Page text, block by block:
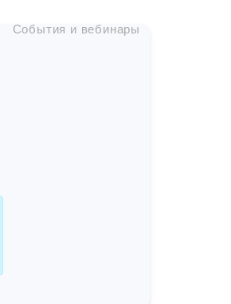
События и вебинары